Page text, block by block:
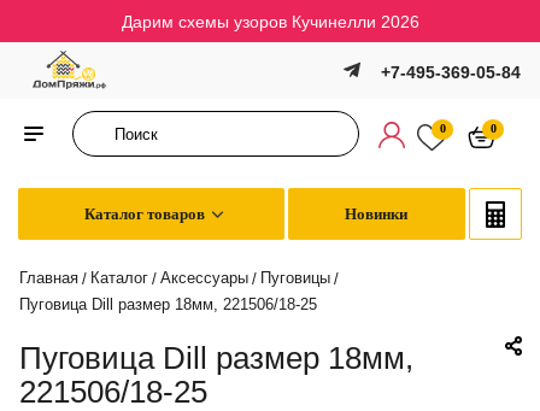
Дарим схемы узоров Кучинелли 2026
+7-495-369-05-84
0 0
Каталог товаров Новинки
Главная / Каталог / Аксессуары / Пуговицы /
Пуговица Dill размер 18мм, 221506/18-25
Пуговица Dill размер 18мм,
221506/18-25